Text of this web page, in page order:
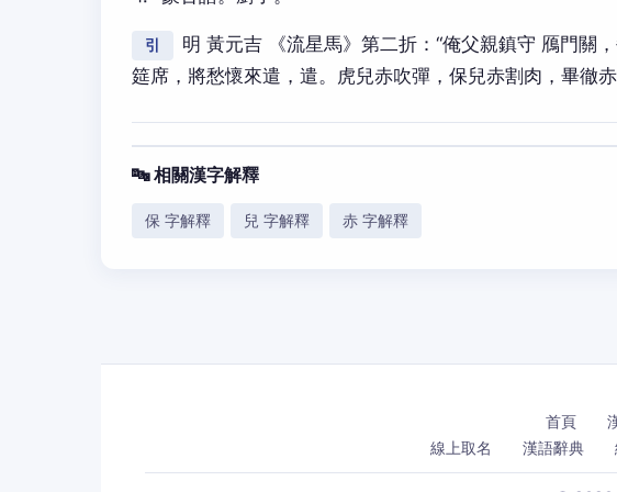
引
明 黃元吉 《流星馬》第二折：“俺父親鎮守 鴈門關
筵席，將愁懷來遣，遣。虎兒赤吹彈，保兒赤割肉，畢徹
🔤 相關漢字解釋
保 字解釋 兒 字解釋 赤 字解釋
首頁
線上取名
漢語辭典